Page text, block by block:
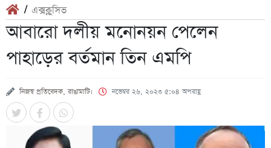
/ এক্সক্লুসিভ
আবারো দলীয় মনোনয়ন পেলেন
পাহাড়ের বর্তমান তিন এমপি
নিজস্ব প্রতিবেদক, রাঙামাটি। নভেম্বর ২৬, ২০২৩ ৫:০৪ অপরাহ্ণ